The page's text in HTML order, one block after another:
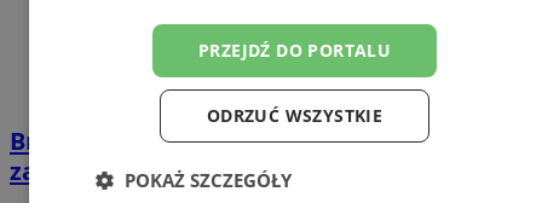
Brutalny atak w Żorach. Dwukrotnie
zaatakował ofiarę w mieszkaniu
PRZEJDŹ DO PORTALU
ODRZUĆ WSZYSTKIE
POKAŻ SZCZEGÓŁY